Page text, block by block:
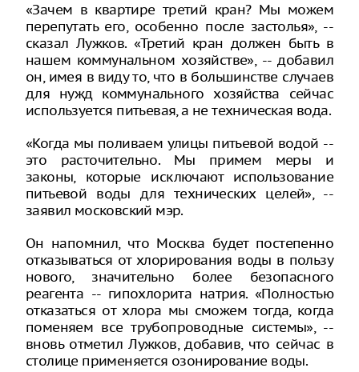
«Зачем в квартире третий кран? Мы можем
перепутать его, особенно после застолья», --
сказал Лужков. «Третий кран должен быть в
нашем коммунальном хозяйстве», -- добавил
он, имея в виду то, что в большинстве случаев
для нужд коммунального хозяйства сейчас
используется питьевая, а не техническая вода.
«Когда мы поливаем улицы питьевой водой --
это расточительно. Мы примем меры и
законы, которые исключают использование
питьевой воды для технических целей», --
заявил московский мэр.
Он напомнил, что Москва будет постепенно
отказываться от хлорирования воды в пользу
нового, значительно более безопасного
реагента -- гипохлорита натрия. «Полностью
отказаться от хлора мы сможем тогда, когда
поменяем все трубопроводные системы», --
вновь отметил Лужков, добавив, что сейчас в
столице применяется озонирование воды.